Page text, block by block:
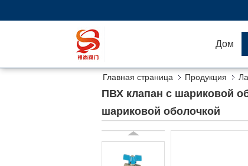
Дом
Главная страница Продукция
шариковой оболочкой
ПВХ клапан с шариковой
шариковой оболочкой